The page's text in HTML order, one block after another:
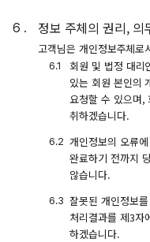
정보 주체의 권리, 의
고객님은 개인정보주체
회원 및 법정 대리
있는 회원 본인의
요청할 수 있으며,
취하겠습니다.
개인정보의 오류
완료하기 전까지
않습니다.
잘못된 개인정보
처리결과를 제3자
하겠습니다.